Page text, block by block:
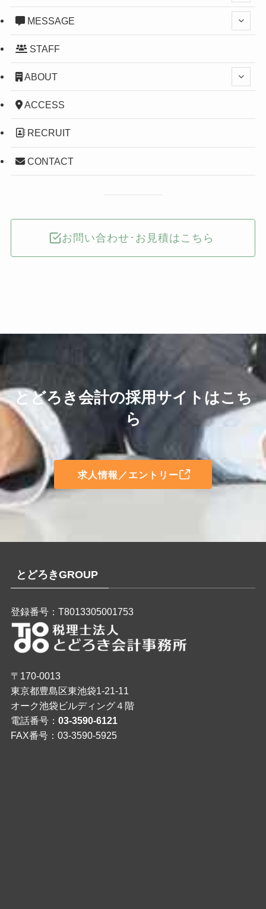
MESSAGE
STAFF
ABOUT
ACCESS
RECRUIT
CONTACT
お問い合わせ･お見積はこちら
とどろき会計の採用サイトはこち
ら
求人情報／エントリー
とどろきGROUP
登録番号：T8013305001753
〒170-0013
東京都豊島区東池袋1-21-11
オーク池袋ビルディング４階
電話番号： 03-3590-6121
FAX番号：03-3590-5925